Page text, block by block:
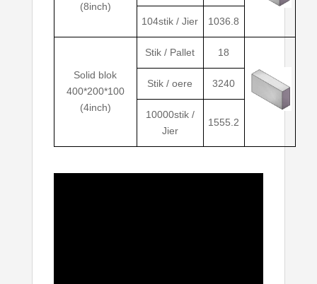
(8inch)
104stik / Jier 1036.8
Solid blok
400*200*100
(4inch)
Stik / Pallet 18
Stik / oere 3240
10000stik /
Jier
1555.2